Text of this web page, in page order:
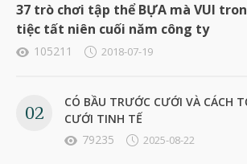
37 trò chơi tập thể BỰA mà VUI
tiệc tất niên cuối năm công ty
105211 2018-07-19
CÓ BẦU TRƯỚC CƯỚI VÀ CÁCH
CƯỚI TINH TẾ
79235
2025-08-22